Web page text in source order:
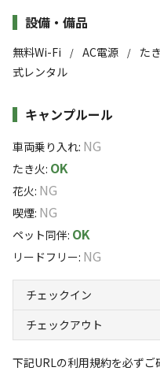
・定員：1名
・ペット同伴：可
【料金】
施設詳細
設備・備品
無料Wi-Fi / AC電源 / た
式レンタル
キャンプルール
車両乗り入れ: NG
たき火: OK
花火: NG
喫煙: NG
ペット同伴: OK
リードフリー: NG
チェックイン
チェックアウト
下記URLの利用規約を必ず
放牧されるヒツジにあな
う。
キャンプ場では今後、羊
Facebook、instagramを
羊の餌やり体験をしたい
す。
ご予約はホームページまで
#中瀬草原キャンプ場 #草
場 #ひつじ係
落ち着く